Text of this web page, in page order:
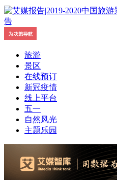
旅游
景区
在线预订
新冠疫情
线上平台
五一
自然风光
主题乐园